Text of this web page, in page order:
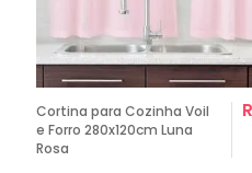
Cortina para Cozinha Voil
e Forro 280x120cm Luna
Rosa